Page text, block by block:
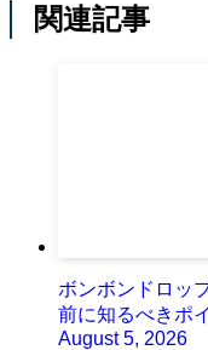
関連記事
ボンボンドロッ
前に知るべきポ
August 5, 2026